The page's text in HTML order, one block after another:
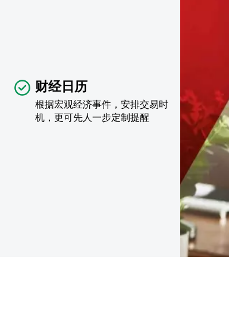
财经日历
根据宏观经济事件，安排交易时
机，更可先人一步定制提醒